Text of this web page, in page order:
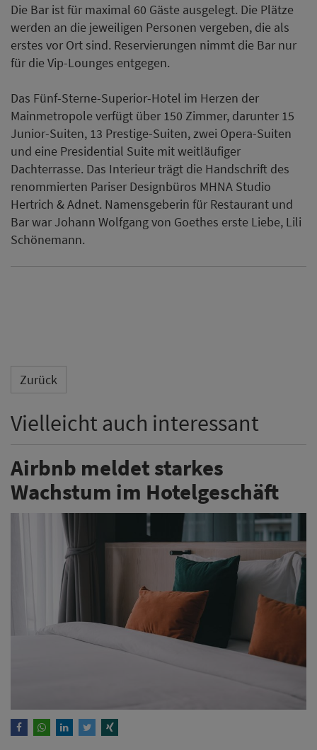
Die Bar ist für maximal 60 Gäste ausgelegt. Die Plätze
werden an die jeweiligen Personen vergeben, die als
erstes vor Ort sind. Reservierungen nimmt die Bar nur
für die Vip-Lounges entgegen.
Das Fünf-Sterne-Superior-Hotel im Herzen der
Mainmetropole verfügt über 150 Zimmer, darunter 15
Junior-Suiten, 13 Prestige-Suiten, zwei Opera-Suiten
und eine Presidential Suite mit weitläufiger
Dachterrasse. Das Interieur trägt die Handschrift des
renommierten Pariser Designbüros MHNA Studio
Hertrich & Adnet. Namensgeberin für Restaurant und
Bar war Johann Wolfgang von Goethes erste Liebe, Lili
Schönemann.
Zurück
Vielleicht auch interessant
Airbnb meldet starkes
Wachstum im Hotelgeschäft